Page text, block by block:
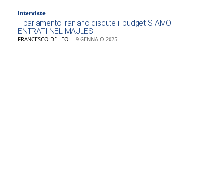
Interviste
Il parlamento iraniano discute il budget SIAMO
ENTRATI NEL MAJLES
FRANCESCO DE LEO - 9 GENNAIO 2025